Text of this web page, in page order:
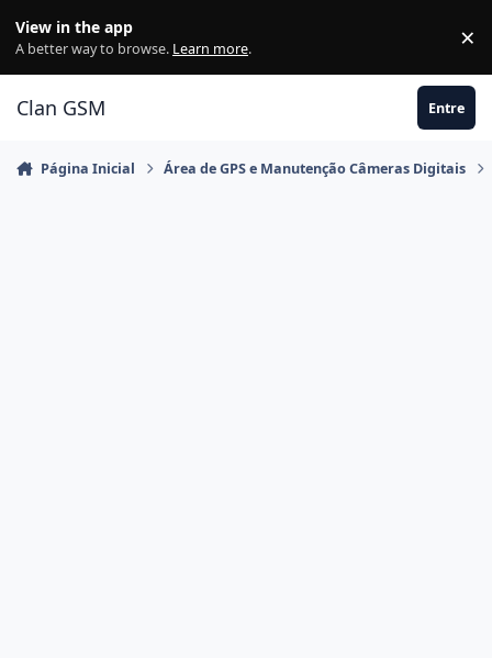
View in the app
A better way to browse. Learn more. ×
Clan GSM Entre
Página Inicial Área de GPS e Manutenção Câmeras Digitais